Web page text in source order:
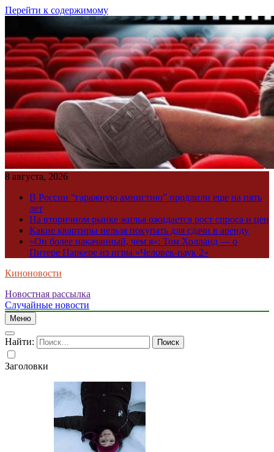
Перейти к содержимому
8 августа, 2026
В России “гаражную амнистию” продлили еще на пять
лет
На вторичном рынке жилья ожидается рост спроса и цен
Какие квартиры нельзя покупать для сдачи в аренду
«Он более накачанный, чем я»: Том Холланд — о
Питере Паркере из игры «Человек-паук 2»
Киноновости
Новостная рассылка
Случайные новости
Меню
Найти:
Заголовки